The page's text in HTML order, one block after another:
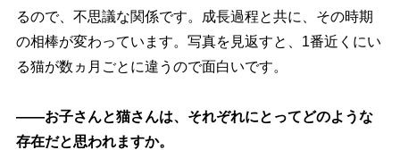
るので、不思議な関係です。成長過程と共に、その時期
の相棒が変わっています。写真を見返すと、1番近くにい
る猫が数ヵ月ごとに違うので面白いです。
――お子さんと猫さんは、それぞれにとってどのような
存在だと思われますか。